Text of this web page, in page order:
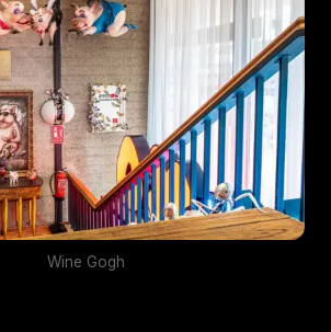
Wine Gogh